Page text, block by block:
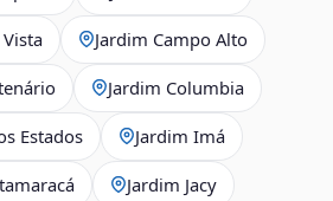
Jardim Campo Alto
Jardim Columbia
Estados Jardim Imá
Jardim Jacy